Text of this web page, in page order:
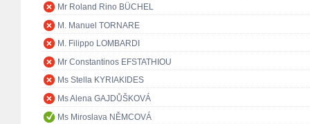
Mr Roland Rino BÜCHEL
M. Manuel TORNARE
M. Filippo LOMBARDI
Mr Constantinos EFSTATHIOU
Ms Stella KYRIAKIDES
Ms Alena GAJDŮŠKOVÁ
Ms Miroslava NĚMCOVÁ